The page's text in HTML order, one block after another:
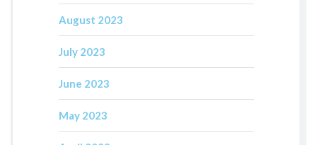
August 2023
July 2023
June 2023
May 2023